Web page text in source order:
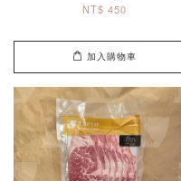
NT$ 450
加入購物車